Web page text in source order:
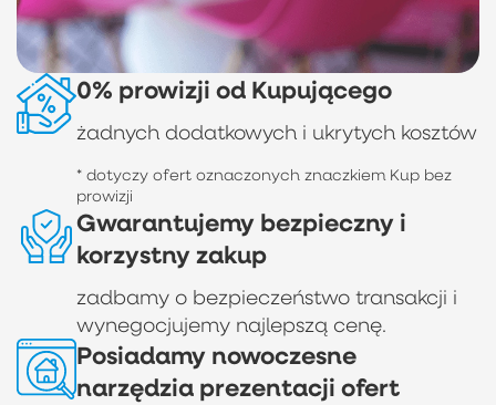
0% prowizji od Kupującego
żadnych dodatkowych i ukrytych kosztów
* dotyczy ofert oznaczonych znaczkiem Kup bez
prowizji
Gwarantujemy bezpieczny i
korzystny zakup
zadbamy o bezpieczeństwo transakcji i
wynegocjujemy najlepszą cenę.
Posiadamy nowoczesne
narzędzia prezentacji ofert